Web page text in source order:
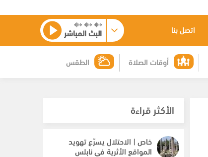
اتصل بنا البث المباشر
الطقس أوقات الصلاة
الأكثر قراءة
خاص | الاحتلال يسرّع تهويد
المواقع الأثرية في نابلس